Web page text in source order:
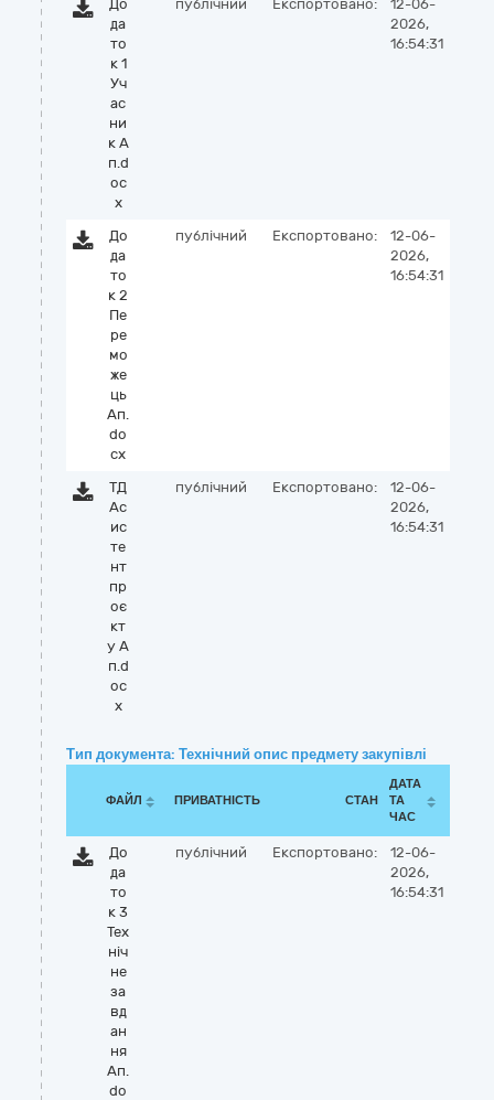
До
да
то
к 1
Уч
ас
ни
к А
п.d
oc
x
публічний Експортовано:
12-06-
2026,
16:54:31
До
да
то
к 2
Пе
ре
мо
же
ць
Ап.
do
cx
публічний Експортовано:
12-06-
2026,
16:54:31
ТД
Ас
ис
те
нт
пр
оє
кт
у А
п.d
oc
x
публічний Експортовано:
12-06-
2026,
16:54:31
Тип документа: Технічний опис предмету закупівлі
ФАЙЛ ПРИВАТНІСТЬ СТАН
ДАТА
ТА
ЧАС
До
да
то
к 3
Тех
ніч
не
за
вд
ан
ня
Ап.
do
публічний Експортовано:
12-06-
2026,
16:54:31